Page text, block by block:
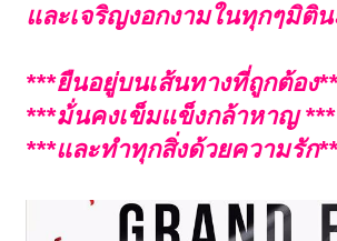
และเจริญงอกงามในทุกๆมิติ
***ยืนอยู่บนเส้นทางที่ถูกต้อง
***ม้่นคงเข็มแข็งกล้าหาญ ***
***และทำทุกสิ่งด้วยความรัก